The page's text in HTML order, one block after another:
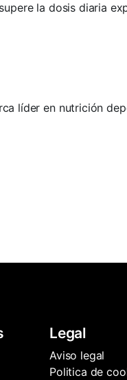
la dosis diaria
líder en nutrición
Legal
Aviso legal
Politica de